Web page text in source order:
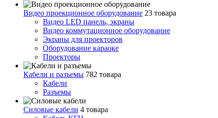
Видео проекционное оборудование 23 товара
Видео LED панель, экраны
Видео коммутационное оборудование
Экраны для проекторов
Оборудование караоке
Проекторы
Кабели и разъемы 782 товара
Кабели
Разъемы
Силовые кабели 4 товара